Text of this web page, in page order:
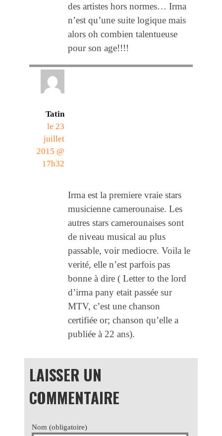
des artistes hors normes… Irma
n’est qu’une suite logique mais
alors oh combien talentueuse
pour son age!!!!
Tatin
le 23
juillet
2015 @
17h32
Irma est la premiere vraie stars
musicienne camerounaise. Les
autres stars camerounaises sont
de niveau musical au plus
passable, voir mediocre. Voila le
verité, elle n’est parfois pas
bonne à dire ( Letter to the lord
d’irma pany etait passée sur
MTV, c’est une chanson
certifiée or; chanson qu’elle a
publiée à 22 ans).
LAISSER UN
COMMENTAIRE
Nom (obligatoire)